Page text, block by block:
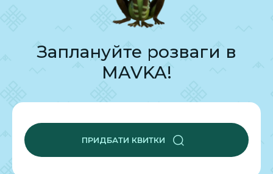
Заплануйте розваги в
MAVKA!
ПРИДБАТИ КВИТКИ